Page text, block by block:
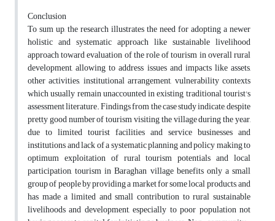
Conclusion
To sum up, the research illustrates the need for adopting a newer
holistic and systematic approach like sustainable livelihood
approach toward evaluation of the role of tourism in overall rural
development, allowing to address issues and impacts like assets,
other activities, institutional arrangement, vulnerability contexts
which usually remain unaccounted in existing traditional tourist's
assessment literature. Findings from the case study indicate, despite
pretty good number of tourism visiting the village during the year,
due to limited tourist facilities and service businesses and
institutions and lack of a systematic planning and policy making to
optimum exploitation of rural tourism potentials and local
participation, tourism in Baraghan village benefits only a small
group of people by providing a market for some local products, and
has made a limited and small contribution to rural sustainable
livelihoods and development, especially to poor population not